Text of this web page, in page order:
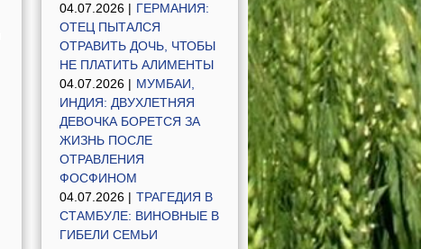
04.07.2026 | ГЕРМАНИЯ:
ОТЕЦ ПЫТАЛСЯ
ОТРАВИТЬ ДОЧЬ, ЧТОБЫ
НЕ ПЛАТИТЬ АЛИМЕНТЫ
04.07.2026 | МУМБАИ,
ИНДИЯ: ДВУХЛЕТНЯЯ
ДЕВОЧКА БОРЕТСЯ ЗА
ЖИЗНЬ ПОСЛЕ
ОТРАВЛЕНИЯ
ФОСФИНОМ
04.07.2026 | ТРАГЕДИЯ В
СТАМБУЛЕ: ВИНОВНЫЕ В
ГИБЕЛИ СЕМЬИ